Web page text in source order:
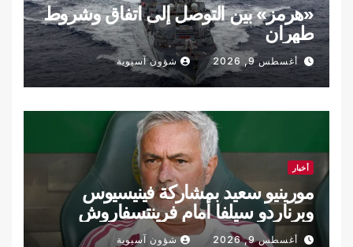
«هرمز» بين التوصل إلى اتفاق وشروط
طهران
أغسطس 9, 2026 شؤون آسيوية
أخبار
مورينيو سعيد بمشاركة فينيسيوس
وبرناردو سيلفا أمام فرينتسفاروش
أغسطس 9, 2026 شؤون آسيوية